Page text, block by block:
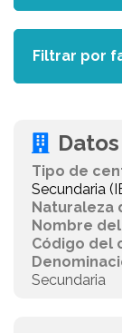
Tipo de
Secundaria
Naturaleza
Nombre
Código del
Secundaria
Filtrar por